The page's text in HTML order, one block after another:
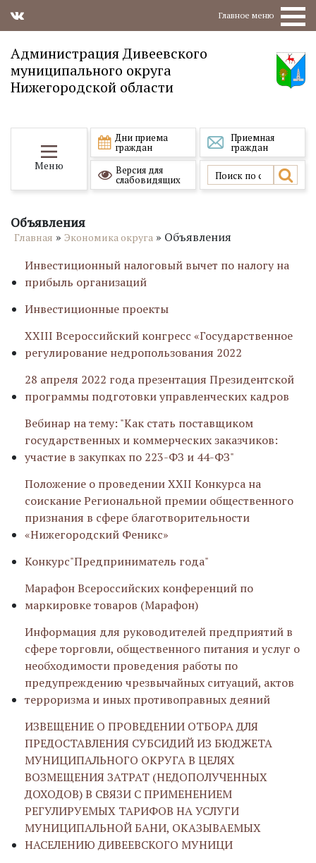
Главное меню
Администрация Дивеевского
муниципального округа
Нижегородской области
Меню
Дни приема
граждан
Приемная
граждан
Версия для
слабовидящих
Объявления
Главная » Экономика округа » Объявления
Инвестиционный налоговый вычет по налогу на
прибыль организаций
Инвестиционные проекты
ХXIII Всероссийский конгресс «Государственное
регулирование недропользования 2022
28 апреля 2022 года презентация Президентской
программы подготовки управленческих кадров
Вебинар на тему: "Как стать поставщиком
государственных и коммерческих заказчиков:
участие в закупках по 223-ФЗ и 44-ФЗ"
Положение о проведении XXII Конкурса на
соискание Региональной премии общественного
признания в сфере благотворительности
«Нижегородский Феникс»
Конкурс"Предприниматель года"
Марафон Всероссийских конференций по
маркировке товаров (Марафон)
Информация для руководителей предприятий в
сфере торговли, общественного питания и услуг о
необходимости проведения работы по
предупреждению чрезвычайных ситуаций, актов
терроризма и иных противоправных деяний
ИЗВЕЩЕНИЕ О ПРОВЕДЕНИИ ОТБОРА ДЛЯ
ПРЕДОСТАВЛЕНИЯ СУБСИДИЙ ИЗ БЮДЖЕТА
МУНИЦИПАЛЬНОГО ОКРУГА В ЦЕЛЯХ
ВОЗМЕЩЕНИЯ ЗАТРАТ (НЕДОПОЛУЧЕННЫХ
ДОХОДОВ) В СВЯЗИ С ПРИМЕНЕНИЕМ
РЕГУЛИРУЕМЫХ ТАРИФОВ НА УСЛУГИ
МУНИЦИПАЛЬНОЙ БАНИ, ОКАЗЫВАЕМЫХ
НАСЕЛЕНИЮ ДИВЕЕВСКОГО МУНИЦИ